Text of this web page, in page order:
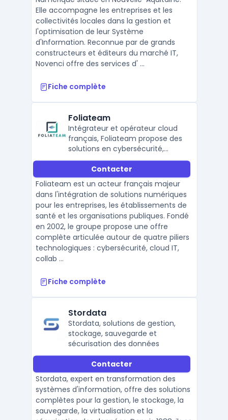
Elle accompagne les entreprises et les
collectivités locales dans la gestion et
l'optimisation de leur Système
d'Information. Reconnue par de grands
constructeurs et éditeurs du marché IT,
Novenci offre des services d' ...
Fiche complète
Foliateam
Intégrateur et opérateur cloud
français, Foliateam propose des
solutions en cybersécurité,
cloud IT, collaboration et
réseaux pour accompagner les
entreprises dans leur
transformation numérique.
Contacter
Foliateam est un acteur français majeur
dans l'intégration de solutions numériques
pour les entreprises, les établissements de
santé et les organisations publiques. Fondé
en 2002, le groupe propose une offre
complète articulée autour de quatre piliers
technologiques : cybersécurité, cloud IT,
collab ...
Fiche complète
Stordata
Stordata, solutions de gestion,
stockage, sauvegarde et
sécurisation des données
Contacter
Stordata, expert en transformation des
systèmes d'information, offre des solutions
complètes pour la gestion, le stockage, la
sauvegarde, la virtualisation et la